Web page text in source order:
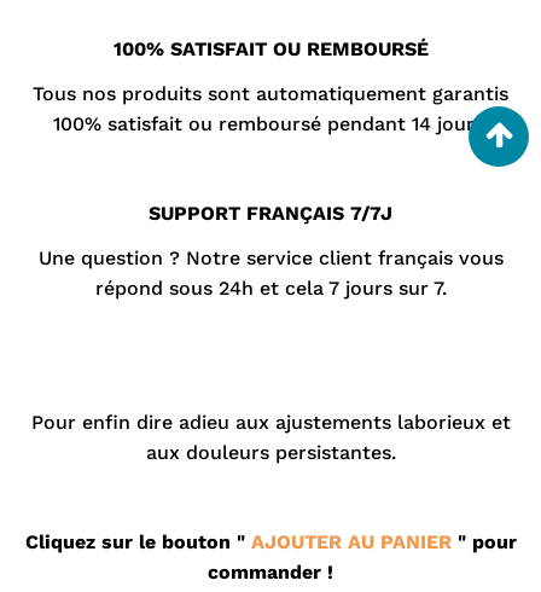
100% SATISFAIT OU REMBOURSÉ
Tous nos produits sont automatiquement garantis
100% satisfait ou remboursé pendant 14 jours.
SUPPORT FRANÇAIS 7/7J
Une question ? Notre service clientfrançais vous
répond sous 24h et cela 7 jours sur 7.
Pour enfin dire adieu aux ajustements laborieux et
aux douleurs persistantes.
Cliquez sur le bouton " AJOUTER AU PANIER" pour
commander !